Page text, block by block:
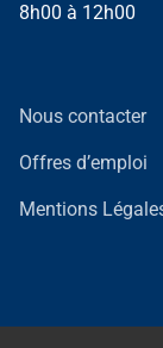
8h00 à 12h00
Nous contacter
Offres d’emploi
Mentions